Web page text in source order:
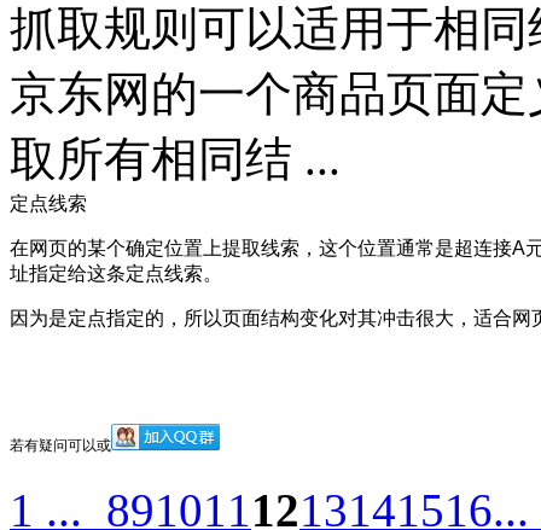
抓取规则可以适用于相
京东网的一个商品页面
取所有相同结 ...
定点线索
在网页的某个确定位置上提取线索，这个位置通常是超连接A
址指定给这条定点线索。
因为是定点指定的，所以页面结构变化对其冲击很大，适合
若有疑问可以或
1 ... 8910111213141516...